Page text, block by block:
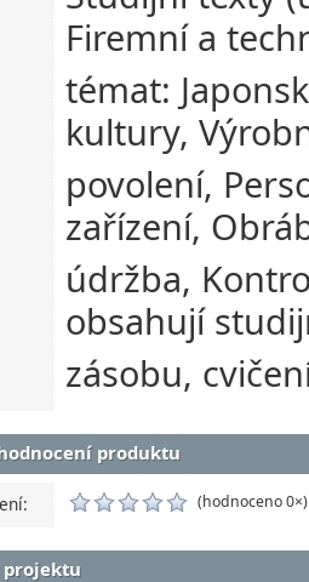
Firemní a
témat:
kultury,
povolení,
zařízení,
údržba,
obsahují
zásobu,
produktu
(hodnoceno 0×)
projektu